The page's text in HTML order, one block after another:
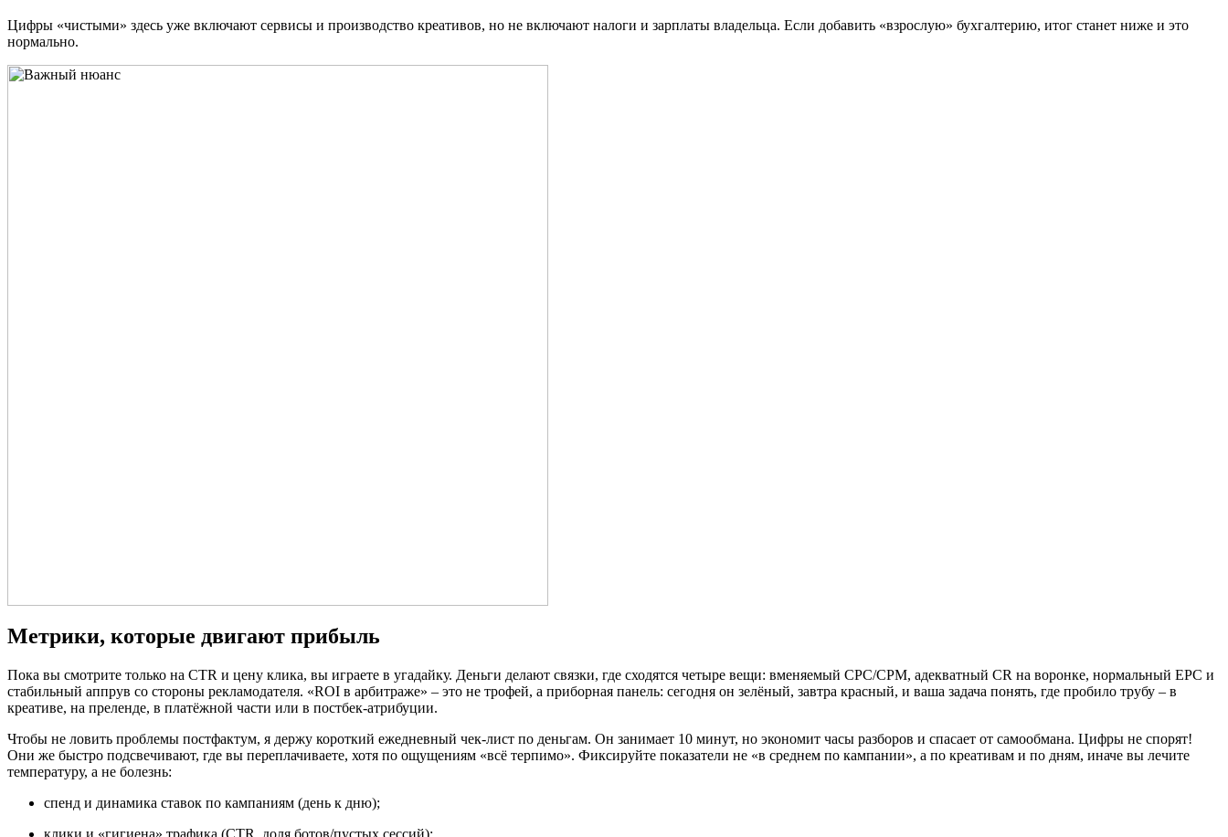
Цифры «чистыми» здесь уже включают сервисы и производство креативов, но не включают налоги и зарплаты владельца. Если добавить «взрослую» бухгалтерию, итог станет ниже и это
нормально.
Метрики, которые двигают прибыль
Пока вы смотрите только на CTR и цену клика, вы играете в угадайку. Деньги делают связки, где сходятся четыре вещи: вменяемый CPC/CPM, адекватный CR на воронке, нормальный EPC и
стабильный аппрув со стороны рекламодателя. «ROI в арбитраже» – это не трофей, а приборная панель: сегодня он зелёный, завтра красный, и ваша задача понять, где пробило трубу – в
креативе, на преленде, в платёжной части или в постбек‑атрибуции.
Чтобы не ловить проблемы постфактум, я держу короткий ежедневный чек‑лист по деньгам. Он занимает 10 минут, но экономит часы разборов и спасает от самообмана. Цифры не спорят!
Они же быстро подсвечивают, где вы переплачиваете, хотя по ощущениям «всё терпимо». Фиксируйте показатели не «в среднем по кампании», а по креативам и по дням, иначе вы лечите
температуру, а не болезнь:
спенд и динамика ставок по кампаниям (день к дню);